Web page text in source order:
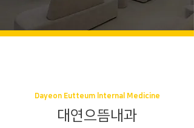
Dayeon Eutteum lnternal Medicine
대연으뜸내과